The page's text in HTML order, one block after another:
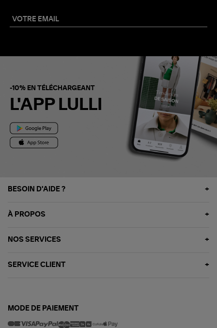
-10% EN TÉLÉCHARGEANT
L'APP LULLI
BESOIN D'AIDE ?
À PROPOS
NOS SERVICES
SERVICE CLIENT
MODE DE PAIEMENT